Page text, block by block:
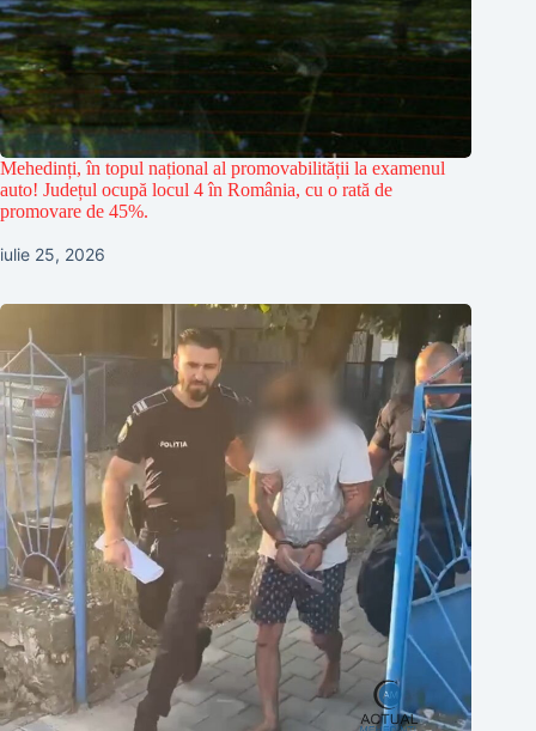
Mehedinți, în topul național al promovabilității la examenul
auto! Județul ocupă locul 4 în România, cu o rată de
promovare de 45%.
iulie 25, 2026